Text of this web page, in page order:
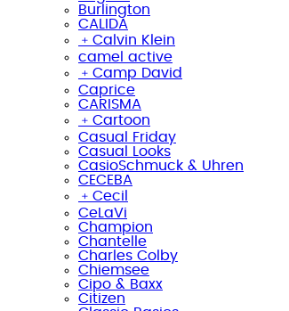
Burlington
CALIDA
﹢ Calvin Klein
camel active
﹢ Camp David
Caprice
CARISMA
﹢ Cartoon
Casual Friday
Casual Looks
CasioSchmuck & Uhren
CECEBA
﹢ Cecil
CeLaVi
Champion
Chantelle
Charles Colby
Chiemsee
Cipo & Baxx
Citizen